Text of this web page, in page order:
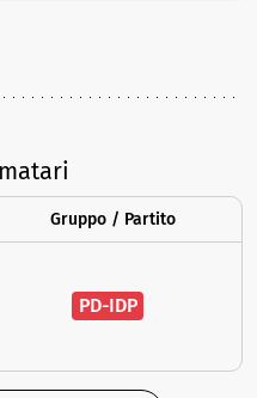
Gruppo / Partito
PD-IDP